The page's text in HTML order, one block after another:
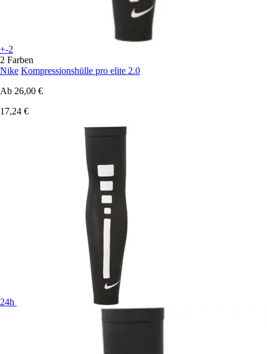
+-2
2 Farben
Nike Kompressionshülle pro elite 2.0
Ab 26,00 €
17,24 €
24h